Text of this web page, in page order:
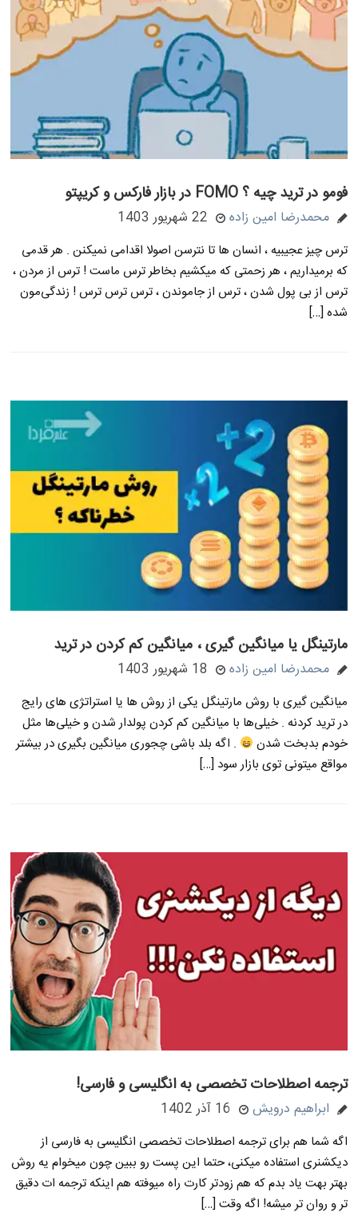
فومو در ترید چیه ؟ FOMO در بازار فارکس و کریپتو
محمدرضا امین زاده 22 شهریور 1403
ترس چیز عجیبیه ، انسان ها تا نترسن اصولا اقدامی نمیکنن . هر قدمی
که برمیداریم ، هر زحمتی که میکشیم بخاطر ترس ماست ! ترس از مردن ،
ترس از بی پول شدن ، ترس از جاموندن ، ترس ترس ترس ! زندگی‌مون
شده […]
مارتینگل یا میانگین گیری ، میانگین کم کردن در ترید
محمدرضا امین زاده 18 شهریور 1403
میانگین گیری با روش مارتینگل یکی از روش ها یا استراتژی های رایج
در ترید کردنه . خیلی‌ها با میانگین کم کردن پولدار شدن و خیلی‌ها مثل
خودم بدبخت شدن
. اگه بلد باشی چجوری میانگین بگیری در بیشتر
مواقع میتونی توی بازار سود […]
ترجمه اصطلاحات تخصصی به انگلیسی و فارسی!
ابراهیم درویش 16 آذر 1402
اگه شما هم برای ترجمه اصطلاحات تخصصی انگلیسی به فارسی از
دیکشنری استفاده میکنی، حتما این پست رو ببین چون میخوام یه روش
بهتر بهت یاد بدم که هم زودتر کارت راه میوفته هم اینکه ترجمه ات دقیق
تر و روان تر میشه! اگه وقت […]